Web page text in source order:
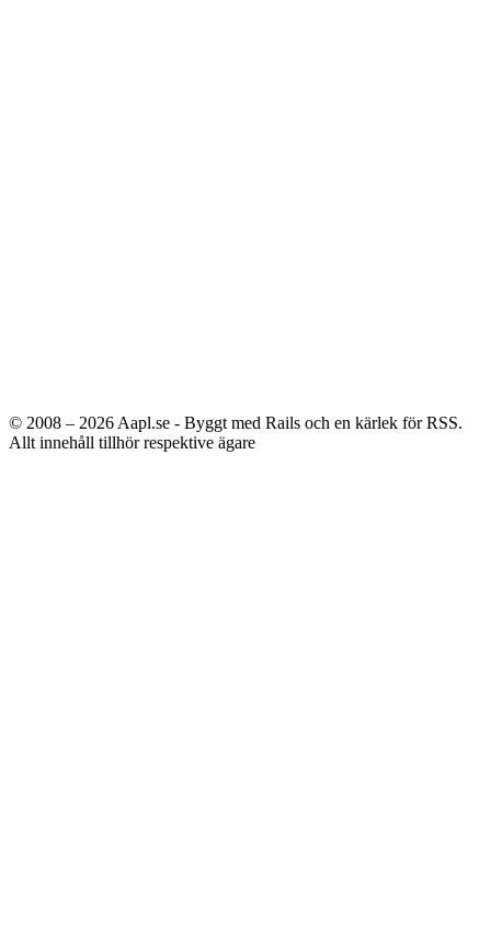
© 2008 – 2026 Aapl.se - Byggt med Rails och en kärlek för RSS.
Allt innehåll tillhör respektive ägare